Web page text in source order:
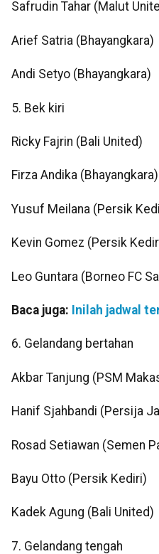
Safrudin Tahar (Malut
Arief Satria (Bhayangkara)
Andi Setyo (Bhayangkara)
5. Bek kiri
Ricky Fajrin (Bali United)
Firza Andika (Bhayangkara)
Yusuf Meilana (Persik
Kevin Gomez (Persik
Leo Guntara (Borneo FC
Baca juga: Inilah jadwal
6. Gelandang bertahan
Akbar Tanjung (PSM
Hanif Sjahbandi (Persija
Rosad Setiawan (Semen
Bayu Otto (Persik Kediri)
Kadek Agung (Bali United)
7. Gelandang tengah